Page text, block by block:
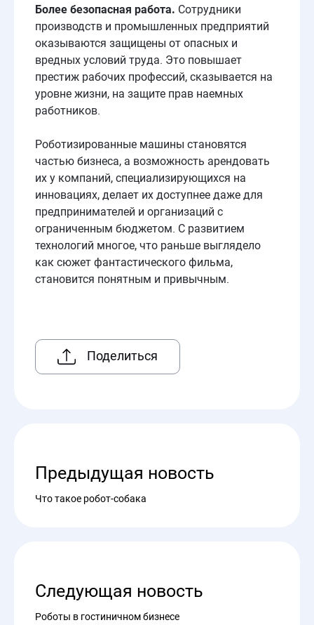
Более безопасная работа. Сотрудники
производств и промышленных предприятий
оказываются защищены от опасных и
вредных условий труда. Это повышает
престиж рабочих профессий, сказывается на
уровне жизни, на защите прав наемных
работников.
Роботизированные машины становятся
частью бизнеса, а возможность арендовать
их у компаний, специализирующихся на
инновациях, делает их доступнее даже для
предпринимателей и организаций с
ограниченным бюджетом. С развитием
технологий многое, что раньше выглядело
как сюжет фантастического фильма,
становится понятным и привычным.
Поделиться
Предыдущая новость
Что такое робот-собака
Следующая новость
Роботы в гостиничном бизнесе